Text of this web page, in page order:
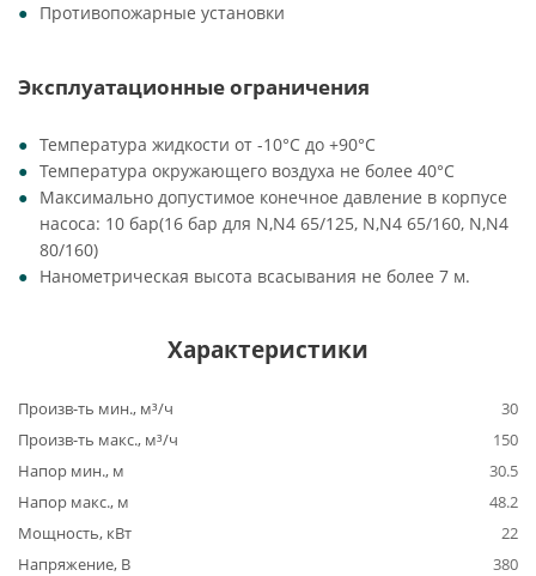
Противопожарные установки
Эксплуатационные ограничения
Температура жидкости от -10°C до +90°C
Температура окружающего воздуха не более 40°C
Максимально допустимое конечное давление в корпусе
насоса: 10 бар(16 бар для N,N4 65/125, N,N4 65/160, N,N4
80/160)
Нанометрическая высота всасывания не более 7 м.
Характеристики
Произв-ть мин., м³/ч
30
Произв-ть макс., м³/ч
150
Напор мин., м
30.5
Напор макс., м
48.2
Мощность, кВт
22
Напряжение, В
380